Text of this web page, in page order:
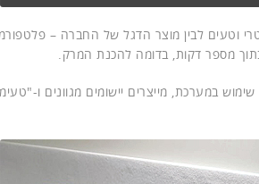
בתוך מספר דקות, בדומה להכנת המרק.
במערכת, מייצרים יישומים מגוונים ו-